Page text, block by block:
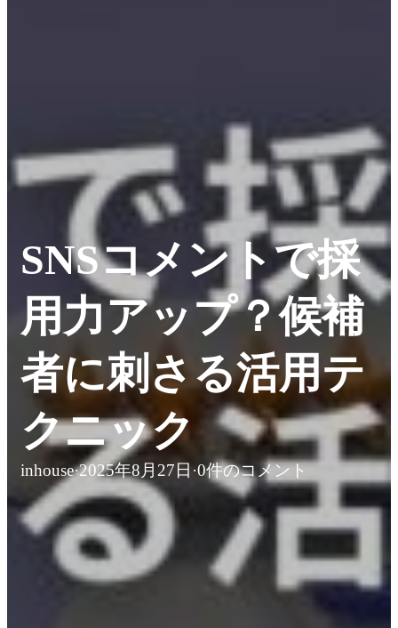
SNSコメントで採
用力アップ？候補
者に刺さる活用テ
クニック
inhouse·2025年8月27日·0件のコメント